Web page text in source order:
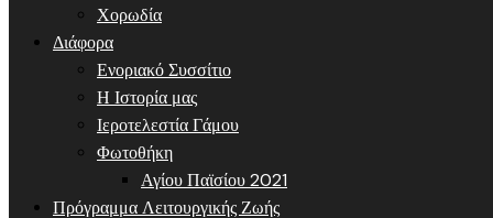
Χορωδία
Διάφορα
Ενοριακό Συσσίτιο
Η Ιστορία μας
Ιεροτελεστία Γάμου
Φωτοθήκη
Αγίου Παϊσίου 2021
Πρόγραμμα Λειτουργικής Ζωής